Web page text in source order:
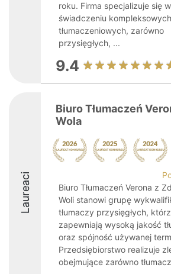
roku. Firma specjalizuje się w
świadczeniu kompleksowych
tłumaczeniowych, zarówno
przysięgłych, ...
9.4
Laureaci
Biuro Tłumaczeń
Wola
Biuro Tłumaczeń Verona z
Woli stanowi grupę
tłumaczy przysięgłych,
zapewniają wysoką jakość
oraz spójność używanej
Przedsiębiorstwo realizuje
obejmujące zarówno